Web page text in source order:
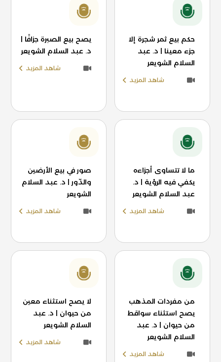
حكم بيع ثمر شجرة إلا
جزء معينا | د. عبد
السلام الشويعر
شاهد المزيد
يصح بيع الصبرة جزافًا |
د. عبد السلام الشويعر
شاهد المزيد
ما لا تتساوى أجزاءه
يكفي فيه الرؤية | د.
عبد السلام الشويعر
شاهد المزيد
صور في بيع الأرضين
والدّور | د. عبد السلام
الشويعر
شاهد المزيد
من مفردات المذهب
يصح استثناء سواقط
من حيوان | د. عبد
السلام الشويعر
شاهد المزيد
لا يصح استثناء معين
من حيوان | د. عبد
السلام الشويعر
شاهد المزيد